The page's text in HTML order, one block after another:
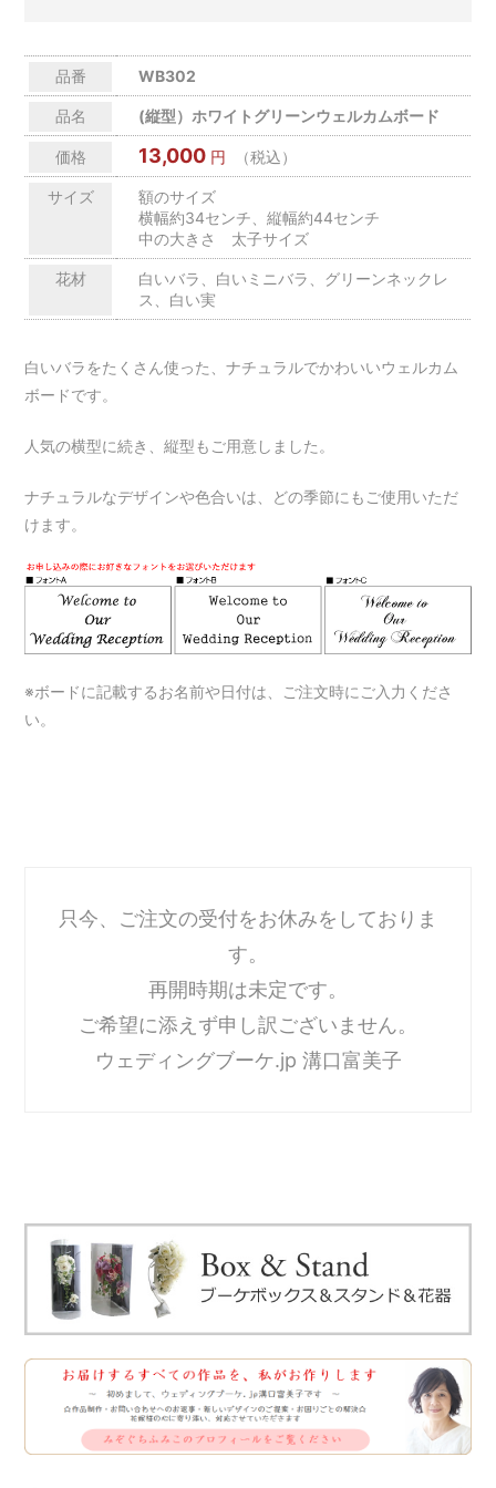
品番 WB302
品名 (縦型）ホワイトグリーンウェルカムボード
価格 13,000 円 （税込）
サイズ
額のサイズ
横幅約34センチ、縦幅約44センチ
中の大きさ 太子サイズ
花材
白いバラ、白いミニバラ、グリーンネックレ
ス、白い実
白いバラをたくさん使った、ナチュラルでかわいいウェルカム
ボードです。
人気の横型に続き、縦型もご用意しました。
ナチュラルなデザインや色合いは、どの季節にもご使用いただ
けます。
※ボードに記載するお名前や日付は、ご注文時にご入力くださ
い。
只今、ご注文の受付をお休みをしておりま
す。
再開時期は未定です。
ご希望に添えず申し訳ございません。
ウェディングブーケ.jp 溝口富美子